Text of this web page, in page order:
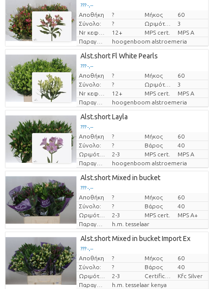
??? -,--
Τιμή ανά τεμάχιο
Αποθήκη ? Μήκος
60
Σύνολο:
?
3
12+ MPS cert.
MPS A
Παραγωγός
hoogenboom alstroemeria
Alst.short Fl White Pearls
??? -,--
Τιμή ανά τεμάχιο
Αποθήκη ? Μήκος
60
Σύνολο:
?
3
12+ MPS cert.
MPS A
Παραγωγός
hoogenboom alstroemeria
Alst.short Layla
??? -,--
Τιμή ανά τεμάχιο
Αποθήκη ? Μήκος
60
Σύνολο:
? Βάρος
40
Ωριμότητα
2-3 MPS cert.
MPS A
Παραγωγός
hoogenboom alstroemeria
Alst.short Mixed in bucket
??? -,--
Τιμή ανά τεμάχιο
Αποθήκη ? Μήκος
60
Σύνολο:
? Βάρος
40
Ωριμότητα
2-3 MPS cert.
MPS A+
Παραγωγός
h.m. tesselaar
Alst.short Mixed in bucket Import Ex
??? -,--
Τιμή ανά τεμάχιο
Αποθήκη ? Μήκος
60
Σύνολο:
? Βάρος
40
Ωριμότητα
2-3
Kfc Silver
Παραγωγός
h.m. tesselaar kenya